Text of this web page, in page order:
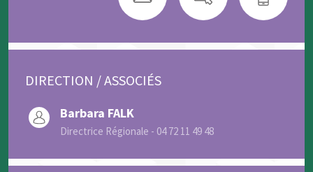
DIRECTION / ASSOCIÉS
Barbara FALK
Directrice Régionale - 04 72 11 49 48